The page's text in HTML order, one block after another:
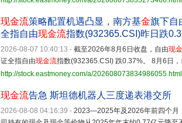
现金流策略配置机遇凸显，南方基金旗下自
全指自由现金流指数(932365.CSI)昨日跌
2026-08-07 10:40:13 - 截至2026年8月6日收盘，自由现
证全指自由现金流指数(932365.CSI) 跌0.37%。 8月6日
http://stock.eastmoney.com/a/202608073834986055.html
现金流告急 斯坦德机器人三度递表港交所
2026-08-08 04:16:39 - 2023—2025年及2026年前四个月